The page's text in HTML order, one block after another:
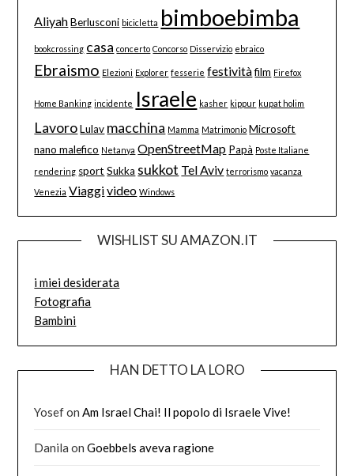
Aliyah Berlusconi bicicletta bimboebimba
bookcrossing casa concerto Concorso Disservizio ebraico
Ebraismo Elezioni Explorer fesserie festività film Firefox
Home Banking incidente Israele kasher kippur kupat holim
Lavoro Lulav macchina Mamma Matrimonio Microsoft
nano malefico Netanya OpenStreetMap Papà Poste Italiane
rendering sport Sukka sukkot Tel Aviv terrorismo vacanza
Venezia Viaggivideo Windows
WISHLIST SU AMAZON.IT
i miei desiderata
Fotografia
Bambini
HAN DETTO LA LORO
YosefonAm Israel Chai! Il popolo di Israele Vive!
Danila onGoebbels aveva ragione